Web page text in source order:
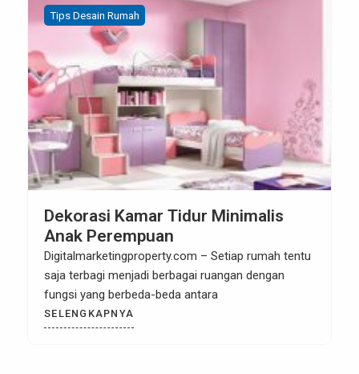
Tips Desain Rumah
Desain Interior Rumah Minimalis
Terbaik
Digitalmarketingproperty.com –Desain interior
rumah minimalis memiliki beberapa keunikan
tersendiri. Salah satunya adalah pemilihan
warnanya yang